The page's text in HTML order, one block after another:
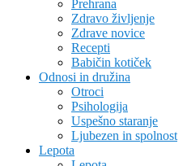
Prehrana
Zdravo življenje
Zdrave novice
Recepti
Babičin kotiček
Odnosi in družina
Otroci
Psihologija
Uspešno staranje
Ljubezen in spolnost
Lepota